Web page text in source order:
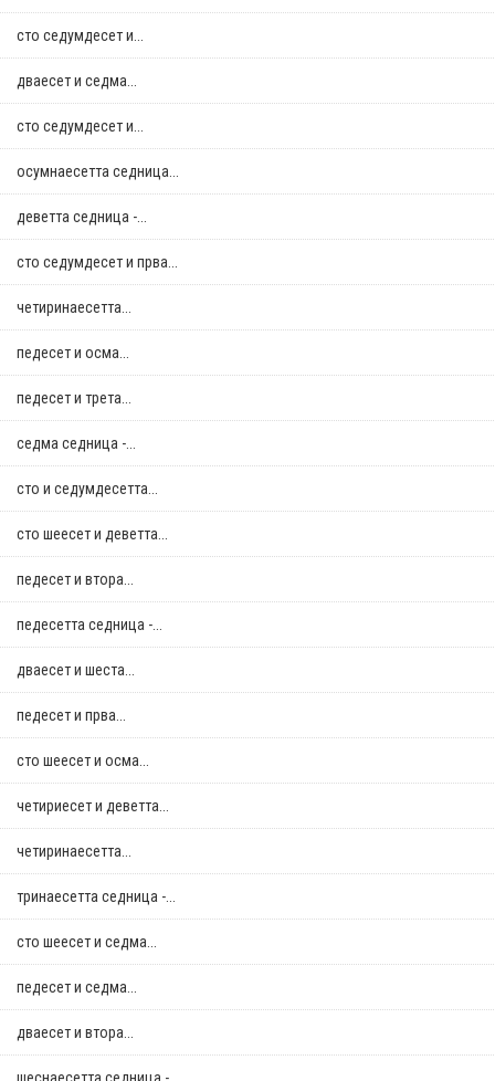
сто седумдесет и...
дваесет и седма...
сто седумдесет и...
осумнaесетта седница...
деветта седница -...
сто седумдесет и прва...
четиринаесетта...
педесет и осма...
педесет и трета...
седма седница -...
сто и седумдесетта...
сто шеесет и деветта...
педесет и втора...
педесетта седница -...
дваесет и шеста...
педесет и прва...
сто шеесет и осма...
четириесет и деветта...
четиринаесетта...
тринаесетта седница -...
сто шеесет и седма...
педесет и седма...
дваесет и втора...